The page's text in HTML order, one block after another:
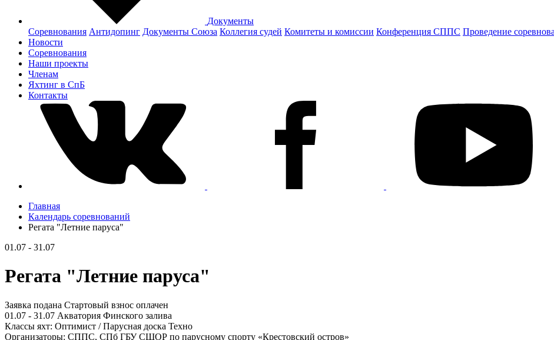
Документы
Соревнования Антидопинг Документы Cоюза Коллегия судей Комитеты и комиссии Конференция СППС Проведение
Новости
Соревнования
Наши проекты
Членам
Яхтинг в СпБ
Контакты
Главная
Календарь соревнований
Регата "Летние паруса"
01.07 - 31.07
Регата "Летние паруса"
Заявка подана Стартовый взнос оплачен
01.07 - 31.07 Акватория Финского залива
Классы яхт: Оптимист / Парусная доска Техно
Организаторы: СППС, СПб ГБУ СШОР по парусному спорту «Крестовский остров»